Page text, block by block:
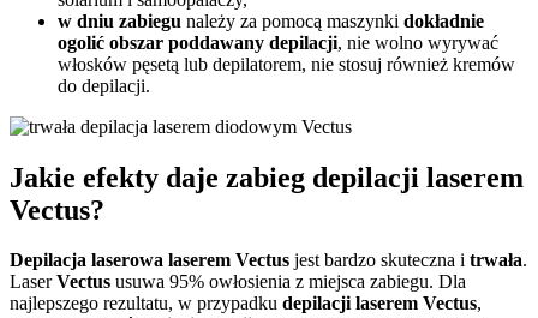
w dniu zabiegu należy za pomocą maszynki dokładnie
ogolić obszar poddawany depilacji, nie wolno wyrywać
włosków pęsetą lub depilatorem, nie stosuj również kremów
do depilacji.
Jakie efekty daje zabieg depilacji laserem
Vectus?
Depilacja laserowa laserem Vectus jest bardzo skuteczna i trwała.
LaserVectus usuwa 95% owłosienia z miejsca zabiegu. Dla
najlepszego rezultatu, w przypadku depilacji laserem Vectus,